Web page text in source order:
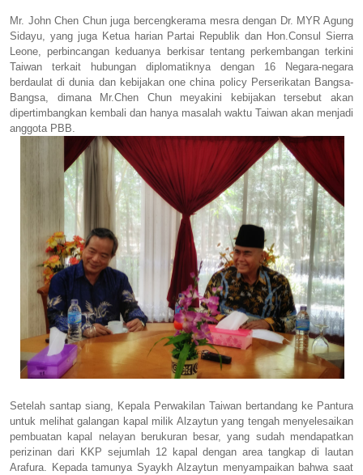
Mr. John Chen Chun juga bercengkerama mesra dengan Dr. MYR Agung
Sidayu, yang juga Ketua harian Partai Republik dan Hon.Consul Sierra
Leone, perbincangan keduanya berkisar tentang perkembangan terkini
Taiwan terkait hubungan diplomatiknya dengan 16 Negara-negara
berdaulat di dunia dan kebijakan one china policy Perserikatan Bangsa-
Bangsa, dimana Mr.Chen Chun meyakini kebijakan tersebut akan
dipertimbangkan kembali dan hanya masalah waktu Taiwan akan menjadi
anggota PBB.
Setelah santap siang, Kepala Perwakilan Taiwan bertandang ke Pantura
untuk melihat galangan kapal milik Alzaytun yang tengah menyelesaikan
pembuatan kapal nelayan berukuran besar, yang sudah mendapatkan
perizinan dari KKP sejumlah 12 kapal dengan area tangkap di lautan
Arafura. Kepada tamunya Syaykh Alzaytun menyampaikan bahwa saat